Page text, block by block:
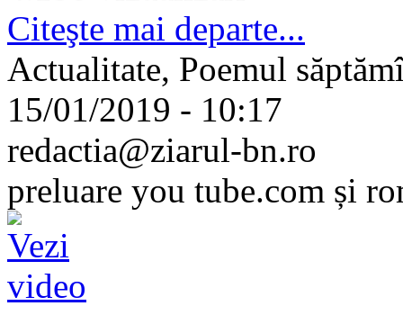
Citeşte mai departe...
Actualitate, Poemul
15/01/2019 - 10:17
redactia@ziarul-bn.ro
preluare you tube.com și